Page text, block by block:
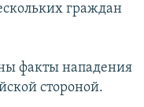
граждан
факты нападения
стороной.